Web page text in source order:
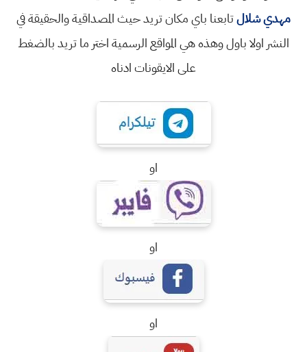
مهدي شلالتابعنا باي مكان تريد حيث المصداقية والحقيقة في
النشر اولا باول وهذه هي المواقع الرسمية اختر ما تريد بالضغط
على الايقونات ادناه
او
او
او